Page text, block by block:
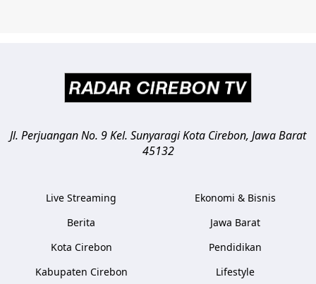
Jl. Perjuangan No. 9 Kel. SunyaragiKota Cirebon, Jawa Barat
45132
Live Streaming
Berita
Kota Cirebon
Kabupaten Cirebon
Ekonomi & Bisnis
Jawa Barat
Pendidikan
Lifestyle